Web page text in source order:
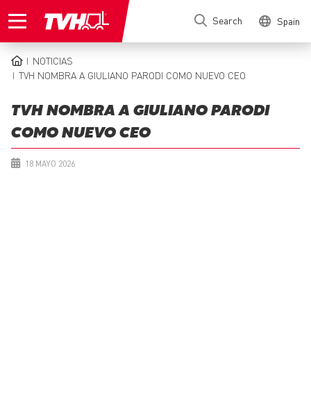
to
Search Spain
BREADCRUMB
NOTICIAS
TVH NOMBRA A GIULIANO PARODI COMO NUEVO CEO
TVH NOMBRA A GIULIANO PARODI
COMO NUEVO CEO
18 MAYO 2026